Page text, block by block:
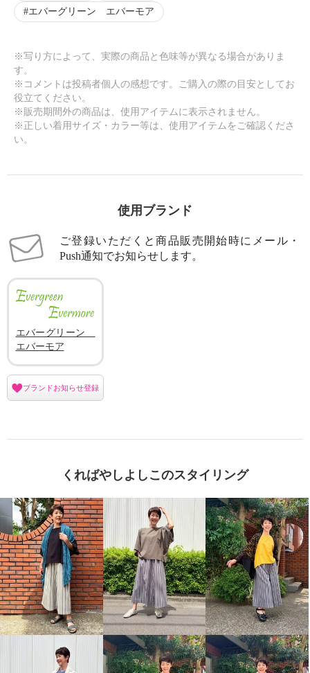
エバーグリーン エバーモア
※写り方によって、実際の商品と色味等が異なる場合がありま
す。
※コメントは投稿者個人の感想です。ご購入の際の目安としてお
役立てください。
※販売期間外の商品は、使用アイテムに表示されません。
※正しい着用サイズ・カラー等は、使用アイテムをご確認くださ
い。
使用ブランド
ご登録いただくと商品販売開始時にメール・
Push通知でお知らせします。
エバーグリーン
エバーモア
ブランドお知らせ登録
くればやしよしこのスタイリング